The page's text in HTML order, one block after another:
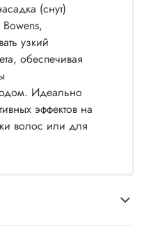
(снут)
узкий
обеспечивая
Идеально
эффектов на
волос или для